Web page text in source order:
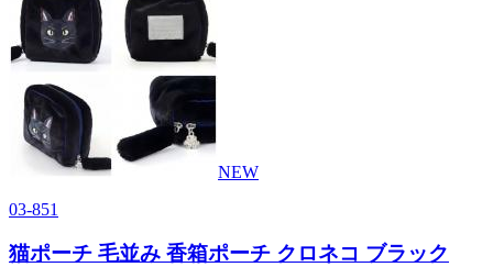
NEW
03-851
猫ポーチ 毛並み 香箱ポーチ クロネコ ブラック